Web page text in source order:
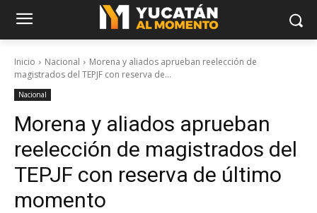
Inicio Nacional
Morena y aliados aprueban reelección de
magistrados del TEPJF con reserva de...
Nacional
Morena y aliados aprueban
reelección de magistrados del
TEPJF con reserva de último
momento